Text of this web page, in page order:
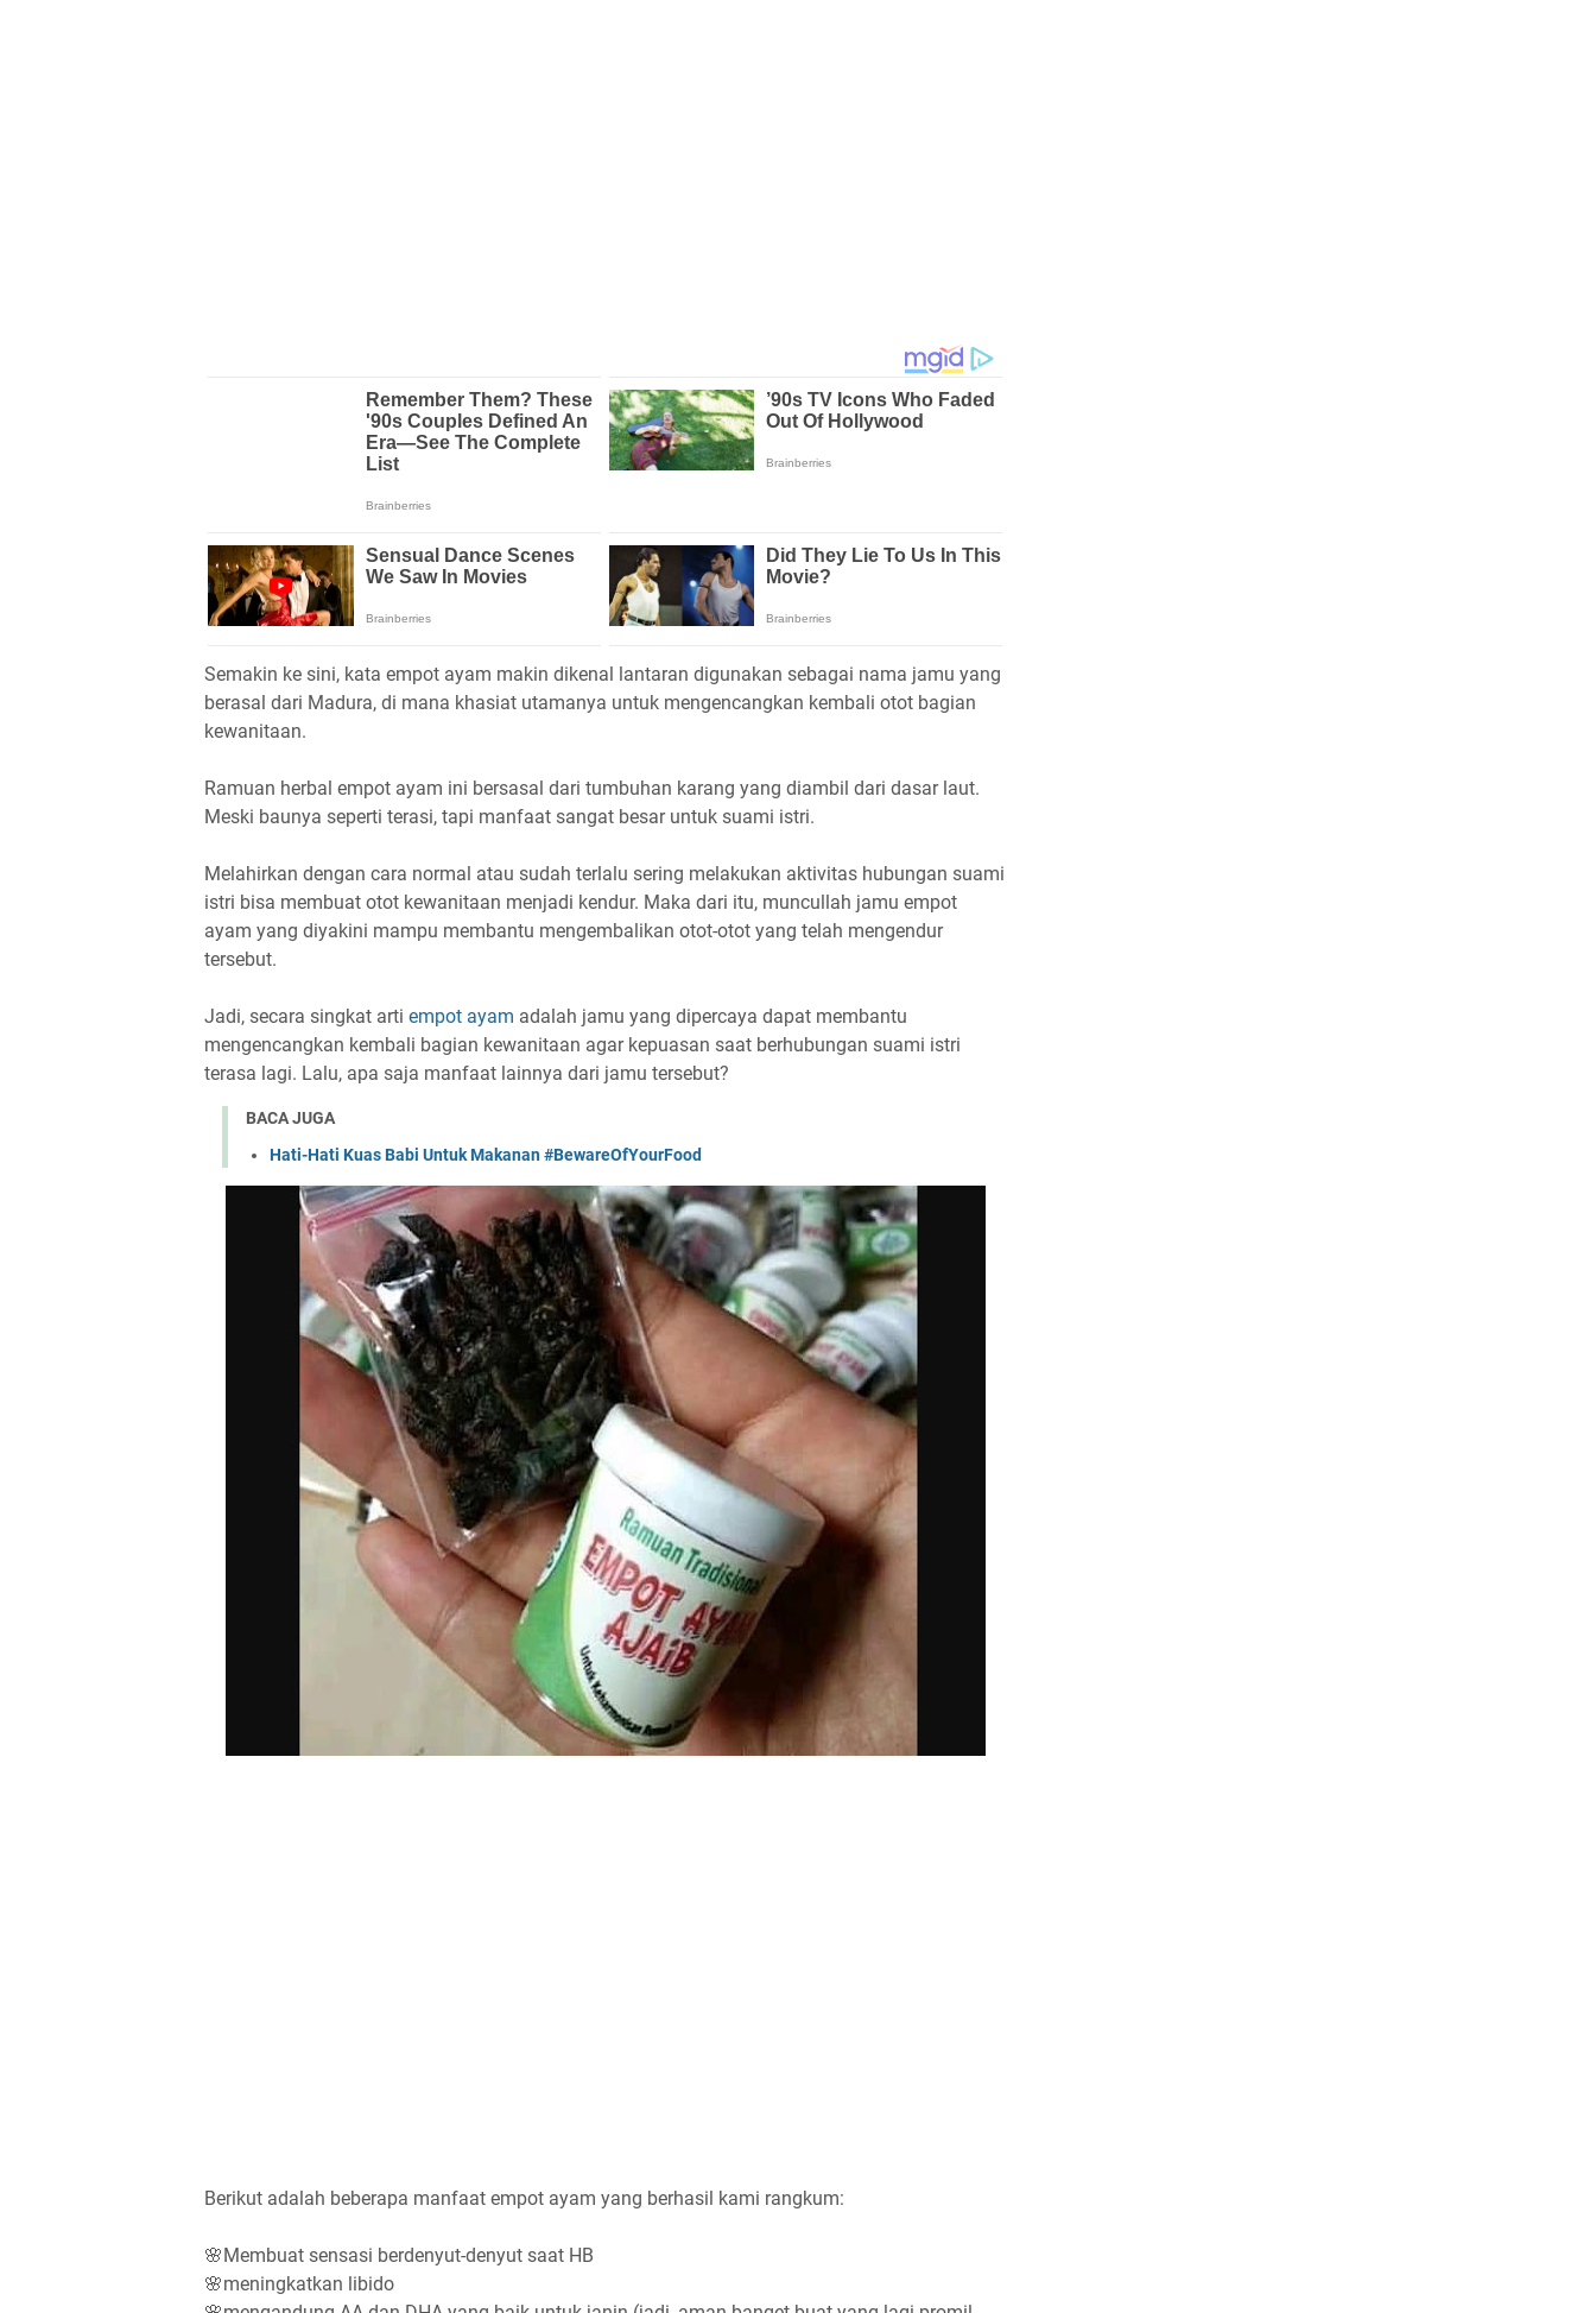
Semakin ke sini, kata empot ayam makin dikenal lantaran digunakan sebagai nama jamu yang
berasal dari Madura, di mana khasiat utamanya untuk mengencangkan kembali otot bagian
kewanitaan.
Ramuan herbal empot ayam ini bersasal dari tumbuhan karang yang diambil dari dasar laut.
Meski baunya seperti terasi, tapi manfaat sangat besar untuk suami istri.
Melahirkan dengan cara normal atau sudah terlalu sering melakukan aktivitas hubungan suami
istri bisa membuat otot kewanitaan menjadi kendur. Maka dari itu, muncullah jamu empot
ayam yang diyakini mampu membantu mengembalikan otot-otot yang telah mengendur
tersebut.
Jadi, secara singkat arti empot ayam adalah jamu yang dipercaya dapat membantu
mengencangkan kembali bagian kewanitaan agar kepuasan saat berhubungan suami istri
terasa lagi. Lalu, apa saja manfaat lainnya dari jamu tersebut?
BACA JUGA
Hati-Hati Kuas Babi Untuk Makanan #BewareOfYourFood
Berikut adalah beberapa manfaat empot ayam yang berhasil kami rangkum:
🌸Membuat sensasi berdenyut-denyut saat HB
🌸meningkatkan libido